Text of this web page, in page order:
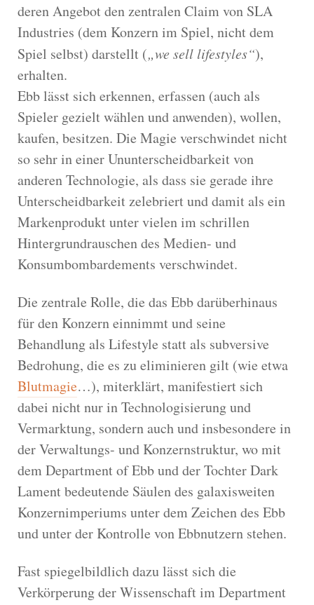
deren Angebot den zentralen Claim von SLA
Industries (dem Konzern im Spiel, nicht dem
Spiel selbst) darstellt („we sell lifestyles“),
erhalten.
Ebb lässt sich erkennen, erfassen (auch als
Spieler gezielt wählen und anwenden), wollen,
kaufen, besitzen. Die Magie verschwindet nicht
so sehr in einer Ununterscheidbarkeit von
anderen Technologie, als dass sie gerade ihre
Unterscheidbarkeit zelebriert und damit als ein
Markenprodukt unter vielen im schrillen
Hintergrundrauschen des Medien- und
Konsumbombardements verschwindet.
Die zentrale Rolle, die das Ebb darüberhinaus
für den Konzern einnimmt und seine
Behandlung als Lifestyle statt als subversive
Bedrohung, die es zu eliminieren gilt (wie etwa
Blutmagie…), miterklärt, manifestiert sich
dabei nicht nur in Technologisierung und
Vermarktung, sondern auch und insbesondere in
der Verwaltungs- und Konzernstruktur, wo mit
dem Department of Ebb und der Tochter Dark
Lament bedeutende Säulen des galaxisweiten
Konzernimperiums unter dem Zeichen des Ebb
und unter der Kontrolle von Ebbnutzern stehen.
Fast spiegelbildlich dazu lässt sich die
Verkörperung der Wissenschaft im Department